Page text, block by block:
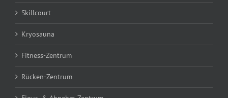
Skillcourt
Kryosauna
Fitness-Zentrum
Rücken-Zentrum